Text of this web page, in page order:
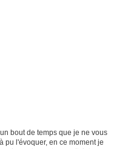
bout de temps que je ne vous
pu l'évoquer, en ce moment je